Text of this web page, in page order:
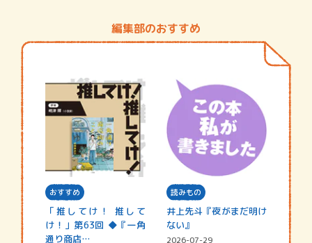
編集部のおすすめ
おすすめ
「推してけ！ 推して
け！」第63回 ◆『一角
通り商店…
読みもの
井上先斗『夜がまだ明け
ない』
2026-07-29